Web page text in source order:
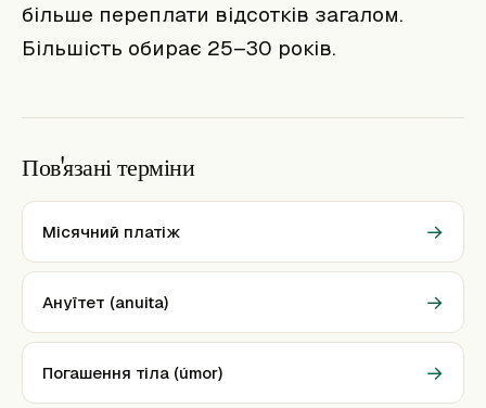
більше переплати відсотків загалом.
Більшість обирає 25–30 років.
Пов'язані терміни
Місячний платіж →
Ануїтет (anuita) →
Погашення тіла (úmor) →